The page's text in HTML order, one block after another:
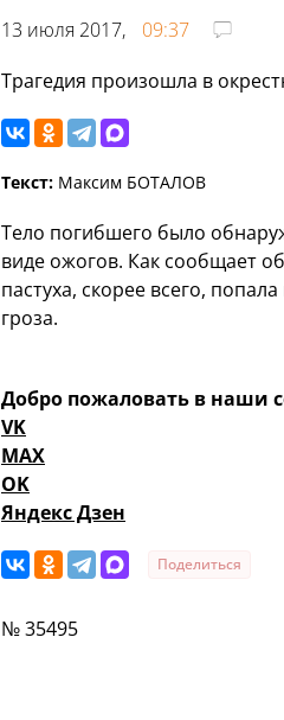
13 июля 2017,
09:37
Трагедия произошла в
Текст: Максим БОТАЛОВ
Тело погибшего было
виде ожогов. Как сообщает
пастуха, скорее всего,
гроза.
Добро пожаловать в наши
VK
MAX
OK
Яндекс Дзен
Поделиться
№ 35495